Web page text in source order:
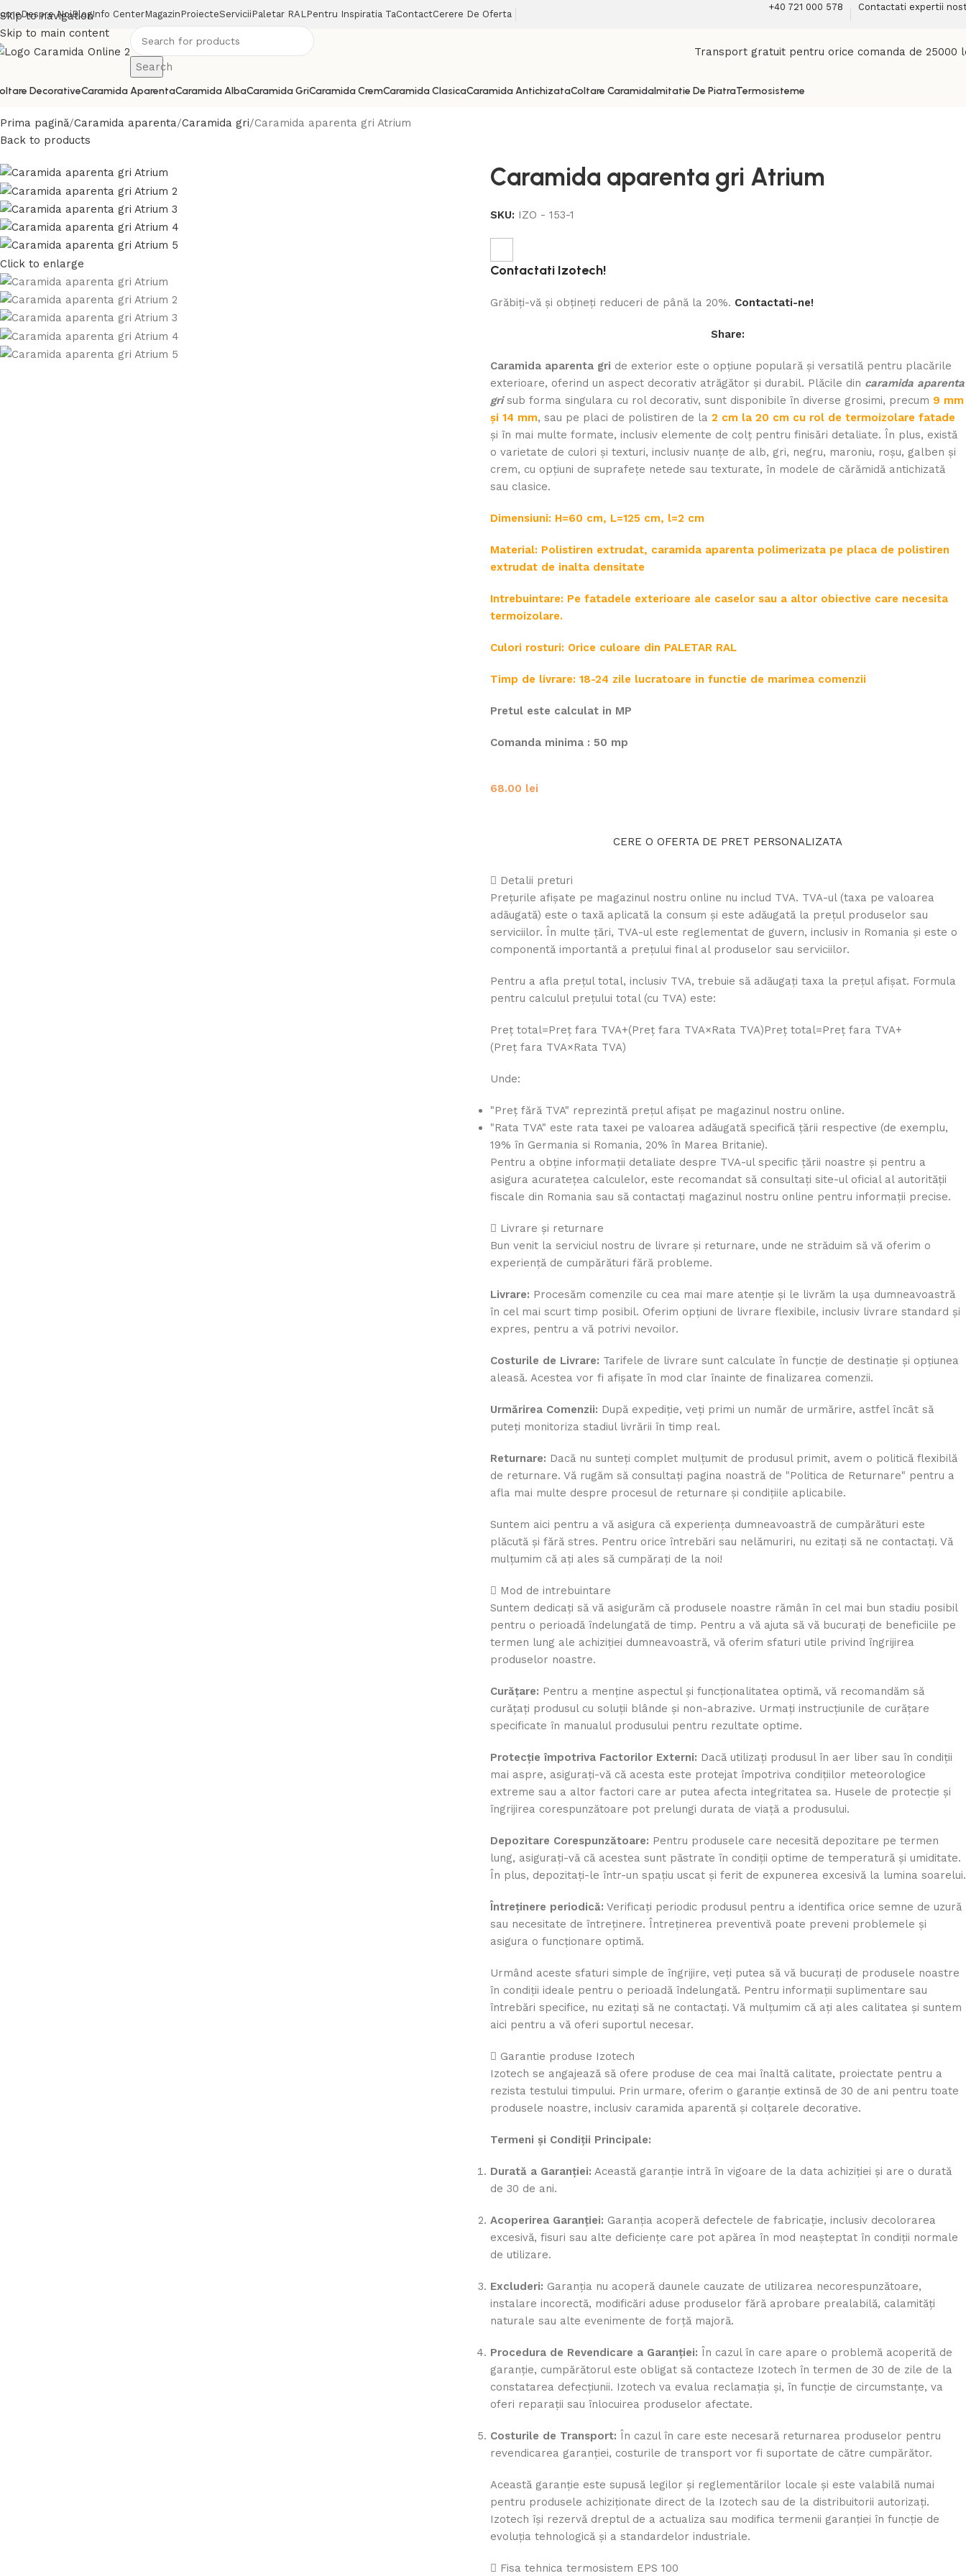
Skip to navigation
Skip to main content
Despre NoiBlogInfo CenterMagazin ProiecteServicii Paletar RALPentru Inspiratia TaContactCerere De Oferta
+40 721 000 578 Contactati expertii
Search
Transport gratuit pentru orice comanda de 25000
DecorativeCaramida AparentaCaramida AlbaCaramida GriCaramida CremCaramida ClasicaCaramida AntichizataColtare CaramidaImitatie De PiatraTermosisteme
Prima pagină Caramida aparenta Caramida gri Caramida aparenta gri Atrium
Back to products
Click to enlarge
Caramida aparenta gri Atrium
SKU: IZO - 153-1
Contactati Izotech!
Grăbiți-vă și obțineți reduceri de până la 20%. Contactati-ne!
Share:
Caramida aparenta gri de exterior este o opțiune populară și versatilă pentru placările
exterioare, oferind un aspect decorativ atrăgător și durabil. Plăcile din caramida aparenta
grisub forma singulara cu rol decorativ, sunt disponibile în diverse grosimi, precum 9 mm
și 14 mm, sau pe placi de polistiren de la 2 cm la 20 cm cu rol de termoizolare fatade
și în mai multe formate, inclusiv elemente de colț pentru finisări detaliate. În plus, există
o varietate de culori și texturi, inclusiv nuanțe de alb, gri, negru, maroniu, roșu, galben și
crem, cu opțiuni de suprafețe netede sau texturate, în modele de cărămidă antichizată
sau clasice.
Dimensiuni: H=60 cm, L=125 cm, l=2 cm
Material: Polistiren extrudat, caramida aparenta polimerizata pe placa de polistiren
extrudat de inalta densitate
Intrebuintare: Pe fatadele exterioare ale caselor sau a altor obiective care necesita
termoizolare.
Culori rosturi: Orice culoare din PALETAR RAL
Timp de livrare: 18-24 zile lucratoare in functie de marimea comenzii
Pretul este calculat in MP
Comanda minima : 50 mp
68.00 lei
CERE O OFERTA DE PRET PERSONALIZATA
Detalii preturi
Prețurile afișate pe magazinul nostru online nu includ TVA. TVA-ul (taxa pe valoarea
adăugată) este o taxă aplicată la consum și este adăugată la prețul produselor sau
serviciilor. În multe țări, TVA-ul este reglementat de guvern, inclusiv in Romania și este o
componentă importantă a prețului final al produselor sau serviciilor.
Pentru a afla prețul total, inclusiv TVA, trebuie să adăugați taxa la prețul afișat. Formula
pentru calculul prețului total (cu TVA) este:
Preț total=Preț fara TVA+(Preț fara TVA×Rata TVA)Prețtotal=Prețfara TVA+
(Prețfara TVA×Rata TVA)
Unde:
"Preț fără TVA" reprezintă prețul afișat pe magazinul nostru online.
"Rata TVA" este rata taxei pe valoarea adăugată specifică țării respective (de exemplu,
19% în Germania si Romania, 20% în Marea Britanie).
Pentru a obține informații detaliate despre TVA-ul specific țării noastre și pentru a
asigura acuratețea calculelor, este recomandat să consultați site-ul oficial al autorității
fiscale din Romania sau să contactați magazinul nostru online pentru informații precise.
Livrare și returnare
Bun venit la serviciul nostru de livrare și returnare, unde ne străduim să vă oferim o
experiență de cumpărături fără probleme.
Livrare: Procesăm comenzile cu cea mai mare atenție și le livrăm la ușa dumneavoastră
în cel mai scurt timp posibil. Oferim opțiuni de livrare flexibile, inclusiv livrare standard și
expres, pentru a vă potrivi nevoilor.
Costurile de Livrare: Tarifele de livrare sunt calculate în funcție de destinație și opțiunea
aleasă. Acestea vor fi afișate în mod clar înainte de finalizarea comenzii.
Urmărirea Comenzii: După expediție, veți primi un număr de urmărire, astfel încât să
puteți monitoriza stadiul livrării în timp real.
Returnare: Dacă nu sunteți complet mulțumit de produsul primit, avem o politică flexibilă
de returnare. Vă rugăm să consultați pagina noastră de "Politica de Returnare" pentru a
afla mai multe despre procesul de returnare și condițiile aplicabile.
Suntem aici pentru a vă asigura că experiența dumneavoastră de cumpărături este
plăcută și fără stres. Pentru orice întrebări sau nelămuriri, nu ezitați să ne contactați. Vă
mulțumim că ați ales să cumpărați de la noi!
Mod de intrebuintare
Suntem dedicați să vă asigurăm că produsele noastre rămân în cel mai bun stadiu posibil
pentru o perioadă îndelungată de timp. Pentru a vă ajuta să vă bucurați de beneficiile pe
termen lung ale achiziției dumneavoastră, vă oferim sfaturi utile privind îngrijirea
produselor noastre.
Curățare: Pentru a menține aspectul și funcționalitatea optimă, vă recomandăm să
curățați produsul cu soluții blânde și non-abrazive. Urmați instrucțiunile de curățare
specificate în manualul produsului pentru rezultate optime.
Protecție împotriva Factorilor Externi: Dacă utilizați produsul în aer liber sau în condiții
mai aspre, asigurați-vă că acesta este protejat împotriva condițiilor meteorologice
extreme sau a altor factori care ar putea afecta integritatea sa. Husele de protecție și
îngrijirea corespunzătoare pot prelungi durata de viață a produsului.
Depozitare Corespunzătoare: Pentru produsele care necesită depozitare pe termen
lung, asigurați-vă că acestea sunt păstrate în condiții optime de temperatură și umiditate.
În plus, depozitați-le într-un spațiu uscat și ferit de expunerea excesivă la lumina soarelui.
Întreținere periodică: Verificați periodic produsul pentru a identifica orice semne de uzură
sau necesitate de întreținere. Întreținerea preventivă poate preveni problemele și
asigura o funcționare optimă.
Urmând aceste sfaturi simple de îngrijire, veți putea să vă bucurați de produsele noastre
în condiții ideale pentru o perioadă îndelungată. Pentru informații suplimentare sau
întrebări specifice, nu ezitați să ne contactați. Vă mulțumim că ați ales calitatea și suntem
aici pentru a vă oferi suportul necesar.
Garantie produse Izotech
Izotech se angajează să ofere produse de cea mai înaltă calitate, proiectate pentru a
rezista testului timpului. Prin urmare, oferim o garanție extinsă de 30 de ani pentru toate
produsele noastre, inclusiv caramida aparentă și colțarele decorative.
Termeni și Condiții Principale:
Durată a Garanției: Această garanție intră în vigoare de la data achiziției și are o durată
de 30 de ani.
Acoperirea Garanției: Garanția acoperă defectele de fabricație, inclusiv decolorarea
excesivă, fisuri sau alte deficiențe care pot apărea în mod neașteptat în condiții normale
de utilizare.
Excluderi: Garanția nu acoperă daunele cauzate de utilizarea necorespunzătoare,
instalare incorectă, modificări aduse produselor fără aprobare prealabilă, calamități
naturale sau alte evenimente de forță majoră.
Procedura de Revendicare a Garanției: În cazul în care apare o problemă acoperită de
garanție, cumpărătorul este obligat să contacteze Izotech în termen de 30 de zile de la
constatarea defecțiunii. Izotech va evalua reclamația și, în funcție de circumstanțe, va
oferi reparații sau înlocuirea produselor afectate.
Costurile de Transport: În cazul în care este necesară returnarea produselor pentru
revendicarea garanției, costurile de transport vor fi suportate de către cumpărător.
Această garanție este supusă legilor și reglementărilor locale și este valabilă numai
pentru produsele achiziționate direct de la Izotech sau de la distribuitorii autorizați.
Izotech își rezervă dreptul de a actualiza sau modifica termenii garanției în funcție de
evoluția tehnologică și a standardelor industriale.
Fisa tehnica termosistem EPS 100